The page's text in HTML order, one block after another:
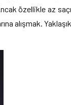
özellikle az saçı
alışmak. Yaklaşık